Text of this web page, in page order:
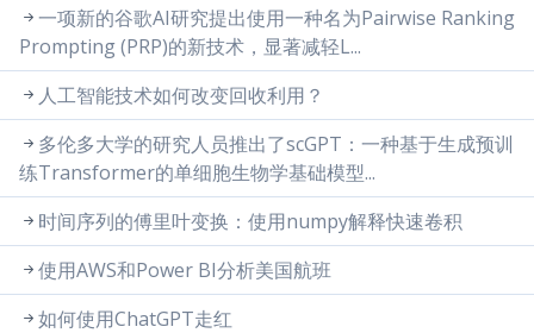
一项新的谷歌AI研究提出使用一种名为Pairwise Ranking
Prompting (PRP)的新技术，显著减轻L...
人工智能技术如何改变回收利用？
多伦多大学的研究人员推出了scGPT：一种基于生成预训
练Transformer的单细胞生物学基础模型...
时间序列的傅里叶变换：使用numpy解释快速卷积
使用AWS和Power BI分析美国航班
如何使用ChatGPT走红